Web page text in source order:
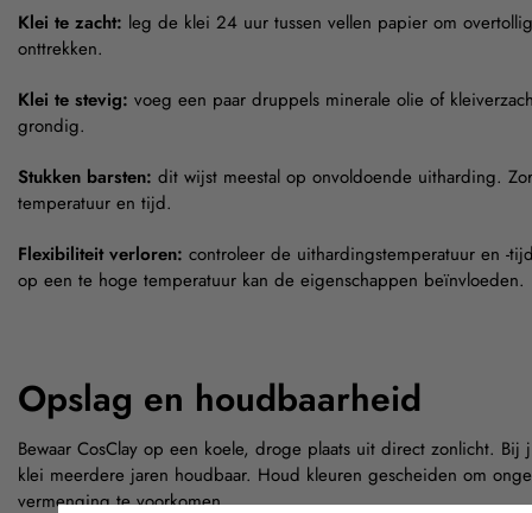
Klei te zacht: leg de klei 24 uur tussen vellen papier om
onttrekken.
Klei te stevig: voeg een paar druppels minerale olie of
grondig.
Stukken barsten: dit wijst meestal op onvoldoende uitharding.
temperatuur en tijd.
Flexibiliteit verloren: controleer de uithardingstemperatuur en -
op een te hoge temperatuur kan de eigenschappen beïnvloeden.
Opslag en houdbaarheid
Bewaar CosClay op een koele, droge plaats uit direct zonlicht. Bij
klei meerdere jaren houdbaar. Houd kleuren gescheiden om
vermenging te voorkomen.